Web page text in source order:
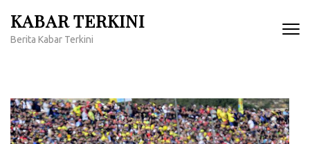
konten
KABAR TERKINI
Berita Kabar Terkini